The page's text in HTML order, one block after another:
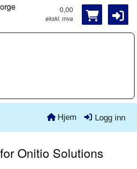
0,00
ekskl. mva
Hjem Logg inn
Onitio Solutions